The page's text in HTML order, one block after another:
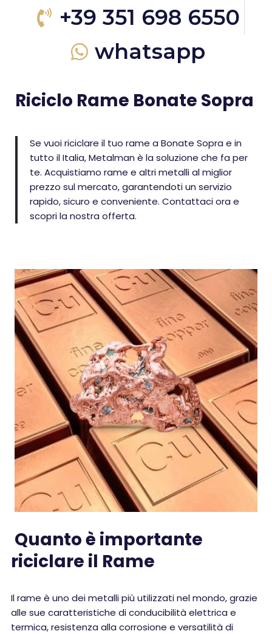
+39 351 698 6550
whatsapp
Riciclo Rame Bonate Sopra
Se vuoi riciclare il tuo rame a Bonate Sopra e in
tutto il Italia, Metalman è la soluzione che fa per
te. Acquistiamo rame e altri metalli al miglior
prezzo sul mercato, garantendoti un servizio
rapido, sicuro e conveniente. Contattaci ora e
scopri la nostra offerta.
Quanto è importante
riciclare il Rame
Il rame è uno dei metalli più utilizzati nel mondo, grazie
alle sue caratteristiche di conducibilità elettrica e
termica, resistenza alla corrosione e versatilità di